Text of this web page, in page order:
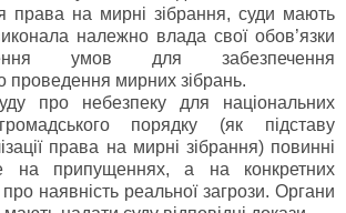
на мирні зібрання, суди мають
належно влада свої обов’язки
умов для забезпечення
проведення мирних зібрань.
про небезпеку для національних
порядку (як підставу
права на мирні зібрання) повинні
на припущеннях, а на конкретних
наявність реальної загрози. Органи